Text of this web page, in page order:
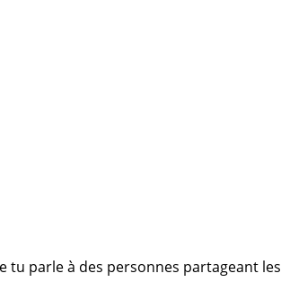
tu parle à des personnes partageant